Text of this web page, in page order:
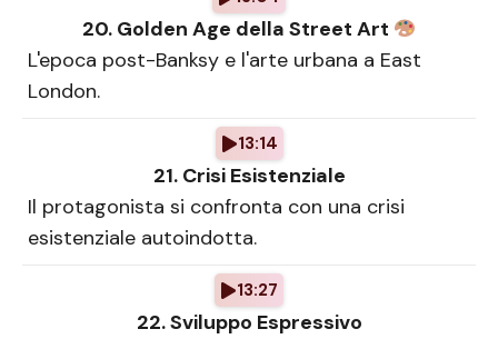
20. Golden Age della Street Art
L'epoca post-Banksy e l'arte urbana a East
London.
13:14
21. Crisi Esistenziale
Il protagonista si confronta con una crisi
esistenziale autoindotta.
13:27
22. Sviluppo Espressivo